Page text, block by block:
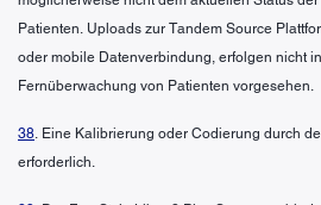
Patienten. Uploads zur Tandem Source
oder mobile Datenverbindung, erfolgen nicht
Fernüberwachung von Patienten vorgesehen.
38. Eine Kalibrierung oder Codierung durch
erforderlich.